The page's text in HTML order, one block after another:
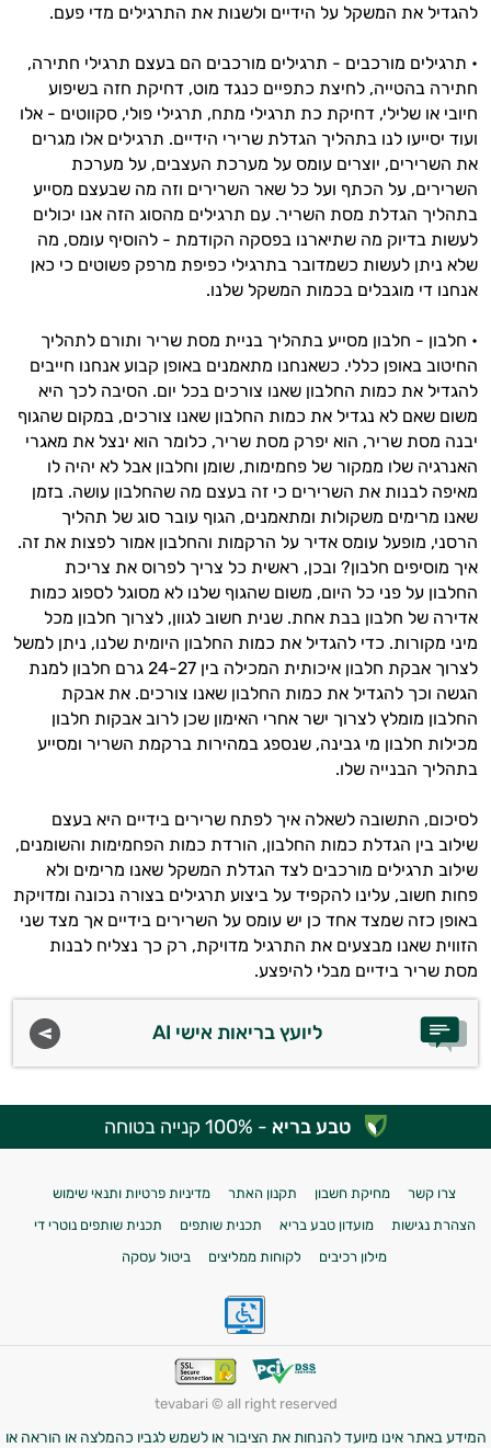
להגדיל את המשקל על הידיים ולשנות את התרגילים מדי פעם.
• תרגילים מורכבים - תרגילים מורכבים הם בעצם תרגילי חתירה,
חתירה בהטייה, לחיצת כתפיים כנגד מוט, דחיקת חזה בשיפוע
חיובי או שלילי, דחיקת כת תרגילי מתח, תרגילי פולי, סקווטים - אלו
ועוד יסייעו לנו בתהליך הגדלת שרירי הידיים. תרגילים אלו מגרים
את השרירים, יוצרים עומס על מערכת העצבים, על מערכת
השרירים, על הכתף ועל כל שאר השרירים וזה מה שבעצם מסייע
בתהליך הגדלת מסת השריר. עם תרגילים מהסוג הזה אנו יכולים
לעשות בדיוק מה שתיארנו בפסקה הקודמת - להוסיף עומס, מה
שלא ניתן לעשות כשמדובר בתרגילי כפיפת מרפק פשוטים כי כאן
אנחנו די מוגבלים בכמות המשקל שלנו.
• חלבון - חלבון מסייע בתהליך בניית מסת שריר ותורם לתהליך
החיטוב באופן כללי. כשאנחנו מתאמנים באופן קבוע אנחנו חייבים
להגדיל את כמות החלבון שאנו צורכים בכל יום. הסיבה לכך היא
משום שאם לא נגדיל את כמות החלבון שאנו צורכים, במקום שהגוף
יבנה מסת שריר, הוא יפרק מסת שריר, כלומר הוא ינצל את מאגרי
האנרגיה שלו ממקור של פחמימות, שומן וחלבון אבל לא יהיה לו
מאיפה לבנות את השרירים כי זה בעצם מה שהחלבון עושה. בזמן
שאנו מרימים משקולות ומתאמנים, הגוף עובר סוג של תהליך
הרסני, מופעל עומס אדיר על הרקמות והחלבון אמור לפצות את זה.
איך מוסיפים חלבון? ובכן, ראשית כל צריך לפרוס את צריכת
החלבון על פני כל היום, משום שהגוף שלנו לא מסוגל לספוג כמות
אדירה של חלבון בבת אחת. שנית חשוב לגוון, לצרוך חלבון מכל
מיני מקורות. כדי להגדיל את כמות החלבון היומית שלנו, ניתן למשל
לצרוך אבקת חלבון איכותית המכילה בין 24-27 גרם חלבון למנת
הגשה וכך להגדיל את כמות החלבון שאנו צורכים. את אבקת
החלבון מומלץ לצרוך ישר אחרי האימון שכן לרוב אבקות חלבון
מכילות חלבון מי גבינה, שנספג במהירות ברקמת השריר ומסייע
בתהליך הבנייה שלו.
לסיכום, התשובה לשאלה איך לפתח שרירים בידיים היא בעצם
שילוב בין הגדלת כמות החלבון, הורדת כמות הפחמימות והשומנים,
שילוב תרגילים מורכבים לצד הגדלת המשקל שאנו מרימים ולא
פחות חשוב, עלינו להקפיד על ביצוע תרגילים בצורה נכונה ומדויקת
באופן כזה שמצד אחד כן יש עומס על השרירים בידיים אך מצד שני
הזווית שאנו מבצעים את התרגיל מדויקת, רק כך נצליח לבנות
מסת שריר בידיים מבלי להיפצע.
ליועץ בריאות אישי AI
טבע בריא - 100% קנייה בטוחה
צרו קשר מחיקת חשבון תקנון האתר
מדיניות פרטיות ותנאי שימוש
הצהרת נגישות
מועדון טבע בריא תכנית שותפים
תכנית שותפים נוטרי די
מילון רכיבים
לקוחות ממליצים ביטול עסקה
tevabari © all right reserved
המידע באתר אינו מיועד להנחות את הציבור או לשמש לגביו כהמלצה או הוראה או
אני כאן כדי לעזור לך להתאים את תוספי
ולמצב הגופני שלך, ולהסביר לך אילו רכיבים
עובדים יחד כדי למקסם תוצאות גם בחיי היום
יום וגם בתחום הכושר והספורט.
המטרה שלי היא להתאים עבורך המלצות
אישיות מבוססות מדעית.
זה הזמן להתחיל. איך אוכל לעזור?